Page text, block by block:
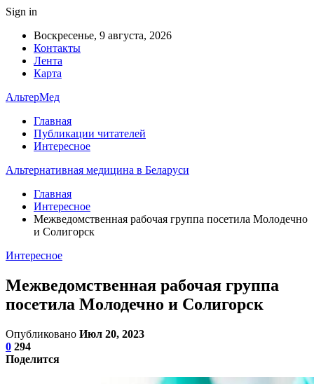
Sign in
Воскресенье, 9 августа, 2026
Контакты
Лента
Карта
АльтерМед
Главная
Публикации читателей
Интересное
Альтернативная медицина в Беларуси
Главная
Интересное
Межведомственная рабочая группа посетила Молодечно
и Солигорск
Интересное
Межведомственная рабочая группа
посетила Молодечно и Солигорск
Опубликовано Июл 20, 2023
0 294
Поделится